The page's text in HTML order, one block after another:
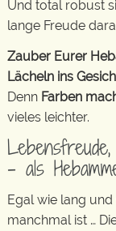
Und total robust
lange Freude
Zauber Eurer
Lächeln ins
Denn Farben
vieles leichter.
– als
Egal wie lang
manchmal ist …